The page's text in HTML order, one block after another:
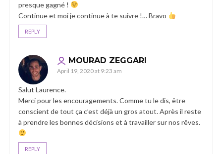
presque gagné !
Continue et moi je continue à te suivre !… Bravo
REPLY
MOURAD ZEGGARI
April 19, 2020 at 9:23 am
Salut Laurence.
Merci pour les encouragements. Comme tu le dis, être
conscient de tout ça c’est déjà un gros atout. Après il reste
à prendre les bonnes décisions et à travailler sur nos rêves.
REPLY